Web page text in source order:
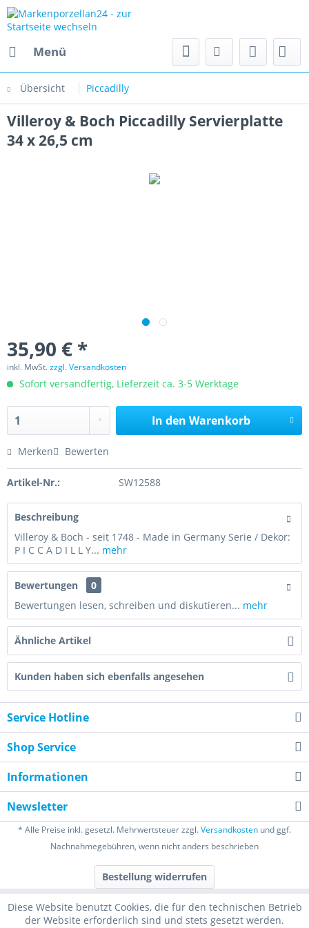
Menü
Übersicht Piccadilly
Villeroy & Boch Piccadilly Servierplatte
34 x 26,5 cm
35,90 € *
inkl. MwSt.zzgl. Versandkosten
Sofort versandfertig, Lieferzeit ca. 3-5 Werktage
In den Warenkorb
Merken Bewerten
Artikel-Nr.: SW12588
Beschreibung
Villeroy & Boch - seit 1748 - Made in Germany Serie / Dekor:
P I C C A D I L L Y... mehr
Bewertungen
0
Bewertungen lesen, schreiben und diskutieren... mehr
Ähnliche Artikel
Kunden haben sich ebenfalls angesehen
Service Hotline
Shop Service
Informationen
Newsletter
* Alle Preise inkl. gesetzl. Mehrwertsteuer zzgl.Versandkosten und ggf.
Nachnahmegebühren, wenn nicht anders beschrieben
Bestellung widerrufen
Diese Website benutzt Cookies, die für den technischen Betrieb
der Website erforderlich sind und stets gesetzt werden.